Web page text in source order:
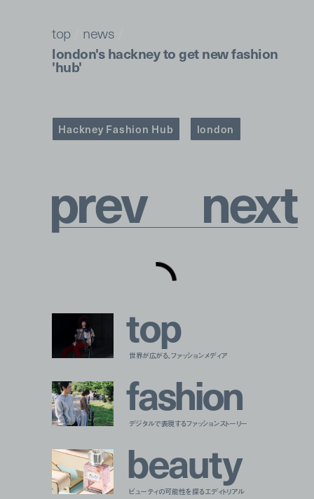
top/ news
london's hackney to get new fashion
'hub'
Hackney Fashion Hub london
prev next
top
世界が広がる、ファッションメディア
fashion
デジタルで表現するファッションストーリー
beauty
ビューティの可能性を探るエディトリアル